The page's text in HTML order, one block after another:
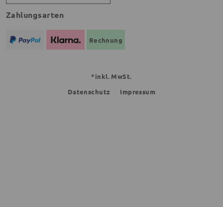
Zahlungsarten
Rechnung
*inkl. MwSt.
Datenschutz
Impressum